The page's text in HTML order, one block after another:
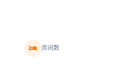
房间数